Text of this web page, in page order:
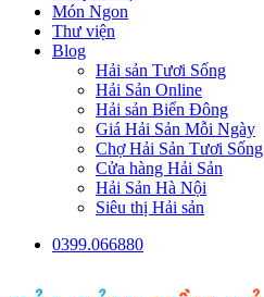
Món Ngon
Thư viện
Blog
Hải sản Tươi Sống
Hải Sản Online
Hải sản Biển Đông
Giá Hải Sản Mỗi Ngày
Chợ Hải Sản Tươi Sống
Cửa hàng Hải Sản
Hải Sản Hà Nội
Siêu thị Hải sản
0399.066880